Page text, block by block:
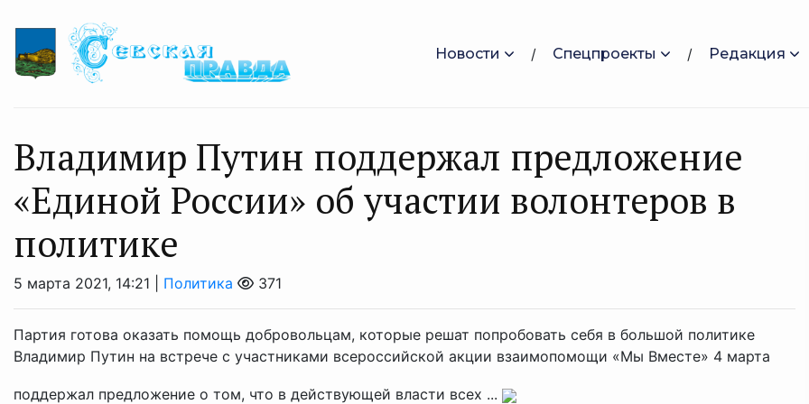
Новости Спецпроекты Редакция
Владимир Путин поддержал предложение
«Единой России» об участии волонтеров в
политике
5 марта 2021, 14:21 | Политика 371
Партия готова оказать помощь добровольцам, которые решат попробовать себя в большой политике
Владимир Путин на встрече с участниками всероссийской акции взаимопомощи «Мы Вместе» 4 марта
поддержал предложение о том, что в действующей власти всех ...